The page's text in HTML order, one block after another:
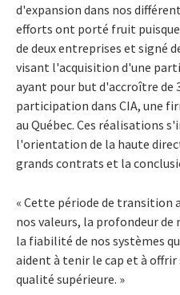
d'expansion dans nos
efforts ont porté fruit
de deux entreprises et signé
visant l'acquisition d'une
ayant pour but d'accroître de
participation dans CIA, une
au Québec. Ces réalisations
l'orientation de la haute
grands contrats et la
« Cette période de transition
nos valeurs, la profondeur
la fiabilité de nos systèmes
aident à tenir le cap et à offrir
qualité supérieure. »